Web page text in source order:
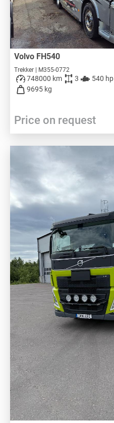
Volvo FH540
Trekker | M355-0772
748000 km 3 540 hp
9695 kg
Price on request